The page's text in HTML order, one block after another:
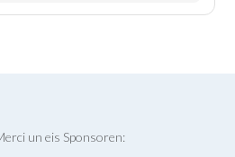
un eis Sponsoren: